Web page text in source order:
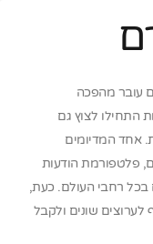
עובר מהפכה
התחילו לצוץ גם
אחד המדיומים
פלטפורמת הודעות
רחבי העולם. כעת,
שונים ולקבל